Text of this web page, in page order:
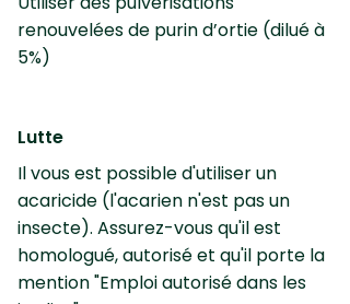
renouvelées de purin d’ortie (dilué à
5%)
Lutte
Il vous est possible d'utiliser un
acaricide (l'acarien n'est pas un
insecte). Assurez-vous qu'il est
homologué, autorisé et qu'il porte la
mention "Emploi autorisé dans les